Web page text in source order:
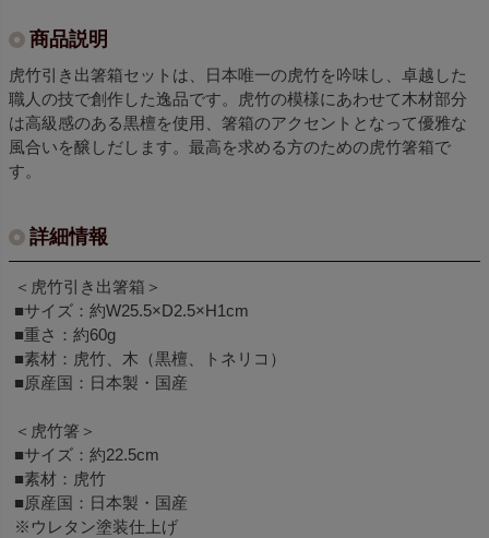
商品説明
虎竹引き出箸箱セットは、日本唯一の虎竹を吟味し、卓越した
職人の技で創作した逸品です。虎竹の模様にあわせて木材部分
は高級感のある黒檀を使用、箸箱のアクセントとなって優雅な
風合いを醸しだします。最高を求める方のための虎竹箸箱で
す。
詳細情報
＜虎竹引き出箸箱＞
■サイズ：約W25.5×D2.5×H1cm
■重さ：約60g
■素材：虎竹、木（黒檀、トネリコ）
■原産国：日本製・国産
＜虎竹箸＞
■サイズ：約22.5cm
■素材：虎竹
■原産国：日本製・国産
※ウレタン塗装仕上げ